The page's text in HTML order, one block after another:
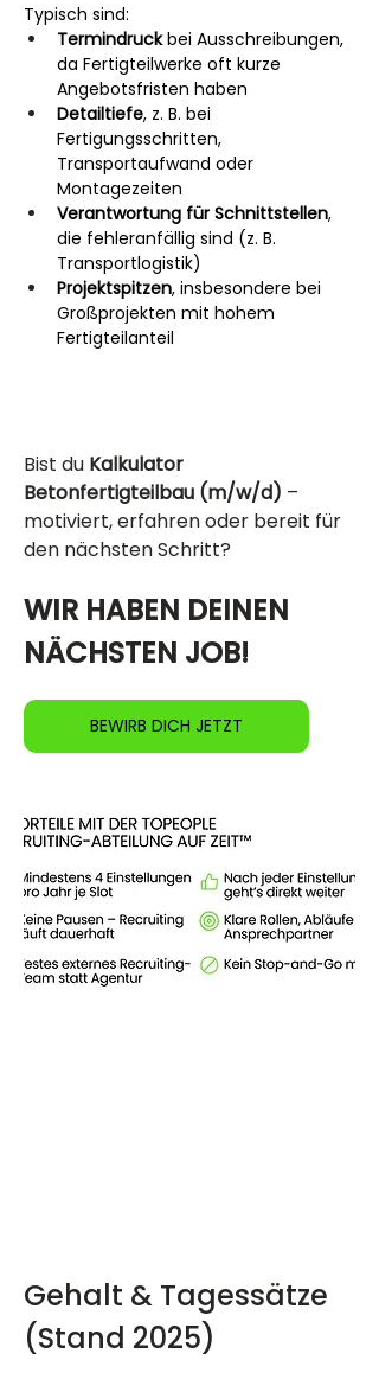
Typisch sind:
Termindruck bei Ausschreibungen,
da Fertigteilwerke oft kurze
Angebotsfristen haben
Detailtiefe, z. B. bei
Fertigungsschritten,
Transportaufwand oder
Montagezeiten
Verantwortung für Schnittstellen,
die fehleranfällig sind (z. B.
Transportlogistik)
Projektspitzen, insbesondere bei
Großprojekten mit hohem
Fertigteilanteil
Bist du Kalkulator
Betonfertigteilbau (m/w/d) –
motiviert, erfahren oder bereit für
den nächsten Schritt?
WIR HABEN DEINEN
NÄCHSTEN JOB!
BEWIRB DICH JETZT
Gehalt & Tagessätze
(Stand 2025)